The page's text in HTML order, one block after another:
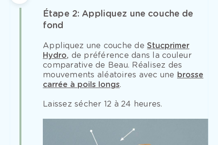
Étape 2: Appliquez une couche de
fond
Appliquez une couche deStucprimer
Hydro, de préférence dans la couleur
comparative de Beau. Réalisez des
mouvements aléatoires avec une brosse
carrée à poils longs.
Laissez sécher 12 à 24 heures.